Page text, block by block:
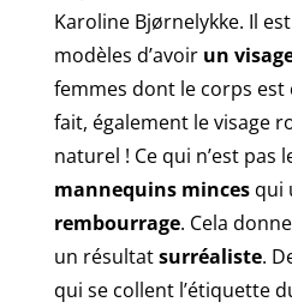
Karoline Bjørnelykke. Il
modèles d’avoir un
femmes dont le corps
fait, également le visage
naturel ! Ce qui n’est pas
mannequins mincesqui
rembourrage. Cela
un résultatsurréaliste.
qui se collent l’étiquette